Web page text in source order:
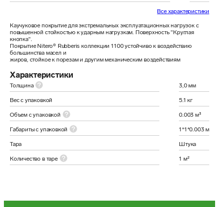
Все характеристики
Каучуковое покрытие для экстремальных эксплуатационных нагрузок с
повышенной стойкостью к ударным нагрузкам. Поверхность "Круглая
кнопка".
Покрытие Nitero® Rubberis коллекции 1100 устойчиво к воздействию
большинства масел и
Характеристики
Толщина 3,0 мм
Вес с упаковкой 5.1 кг
Объем с упаковкой 0.003 м³
Габариты с упаковкой 1*1*0.003 м
Тара Штука
Количество в таре 1 м²